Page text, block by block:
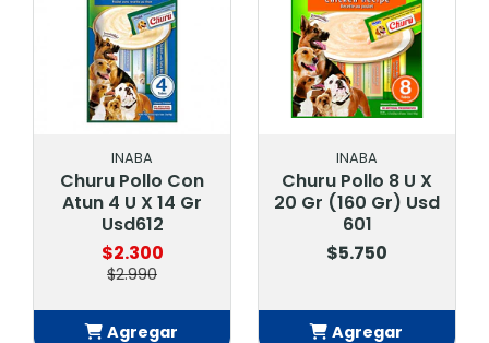
INABA
Churu Pollo Con
Atun 4 U X 14 Gr
Usd612
$2.300
$2.990
Agregar
INABA
Churu Pollo 8 U X
20 Gr (160 Gr) Usd
601
$5.750
Agregar